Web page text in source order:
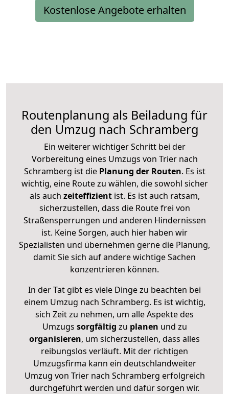
Kostenlose Angebote erhalten
Routenplanung als Beiladung für
den Umzug nach Schramberg
Ein weiterer wichtiger Schritt bei der
Vorbereitung eines Umzugs von Trier nach
Schramberg ist diePlanung der Routen. Es ist
wichtig, eine Route zu wählen, die sowohl sicher
als auch zeiteffizientist. Es ist auch ratsam,
sicherzustellen, dass die Route frei von
Straßensperrungen und anderen Hindernissen
ist. Keine Sorgen, auch hier haben wir
Spezialisten und übernehmen gerne die Planung,
damit Sie sich auf andere wichtige Sachen
konzentrieren können.
In der Tat gibt es viele Dinge zu beachten bei
einem Umzug nach Schramberg. Es ist wichtig,
sich Zeit zu nehmen, um alle Aspekte des
Umzugs sorgfältig zu planen und zu
organisieren, um sicherzustellen, dass alles
reibungslos verläuft. Mit der richtigen
Umzugsfirma kann ein deutschlandweiter
Umzug von Trier nach Schramberg erfolgreich
durchgeführt werden und dafür sorgen wir.